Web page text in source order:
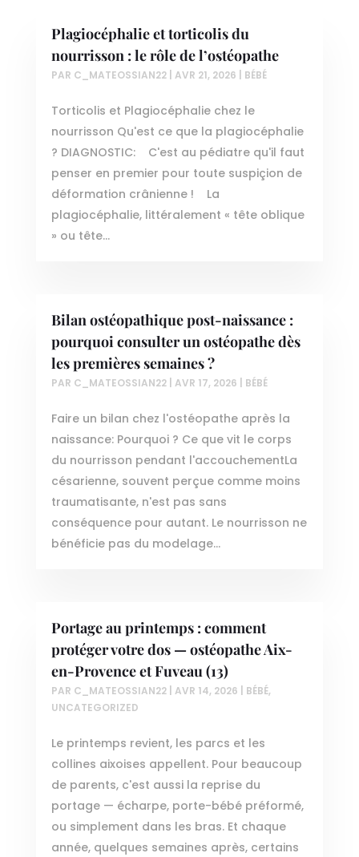
Plagiocéphalie et torticolis du
nourrisson : le rôle de l’ostéopathe
PAR C_MATEOSSIAN22| AVR 21, 2026 BÉBÉ
Torticolis et Plagiocéphalie chez le
nourrisson Qu'est ce que la plagiocéphalie
? DIAGNOSTIC: C'est au pédiatre qu'il faut
penser en premier pour toute suspiçion de
déformation crânienne ! La
plagiocéphalie, littéralement « tête oblique
» ou tête...
Bilan ostéopathique post-naissance :
pourquoi consulter un ostéopathe dès
les premières semaines ?
PAR C_MATEOSSIAN22| AVR 17, 2026 BÉBÉ
Faire un bilan chez l'ostéopathe après la
naissance: Pourquoi ? Ce que vit le corps
du nourrisson pendant l'accouchementLa
césarienne, souvent perçue comme moins
traumatisante, n'est pas sans
conséquence pour autant. Le nourrisson ne
bénéficie pas du modelage...
Portage au printemps : comment
protéger votre dos — ostéopathe Aix-
en-Provence et Fuveau (13)
PAR C_MATEOSSIAN22| AVR 14, 2026 BÉBÉ,
UNCATEGORIZED
Le printemps revient, les parcs et les
collines aixoises appellent. Pour beaucoup
de parents, c'est aussi la reprise du
portage — écharpe, porte-bébé préformé,
ou simplement dans les bras. Et chaque
année, quelques semaines après, certains